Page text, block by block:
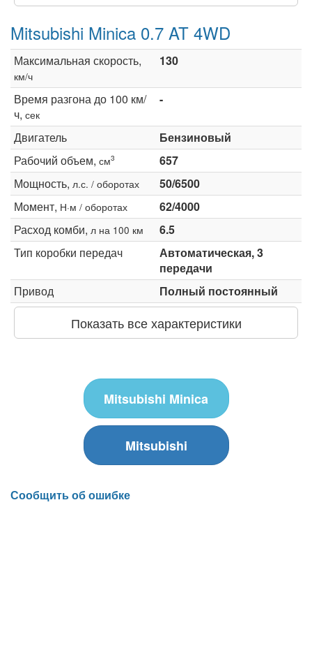
Mitsubishi Minica 0.7 AT 4WD
Максимальная скорость,
км/ч
130
Время разгона до 100 км/
ч, сек
-
Двигатель
Бензиновый
Рабочий объем, см3
657
Мощность, л.с. / оборотах
50/6500
Момент, Н·м / оборотах
62/4000
Расход комби, л на 100 км
6.5
Тип коробки передач
Автоматическая, 3
передачи
Привод
Полный постоянный
Показать все характеристики
Mitsubishi Minica
Mitsubishi
Сообщить об ошибке